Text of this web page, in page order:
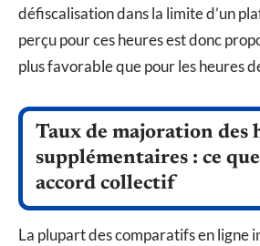
défiscalisation dans la limite d’un
perçu pour ces heures est donc
plus favorable que pour les heures
Taux de majoration des
supplémentaires : ce
accord collectif
La plupart des comparatifs en ligne